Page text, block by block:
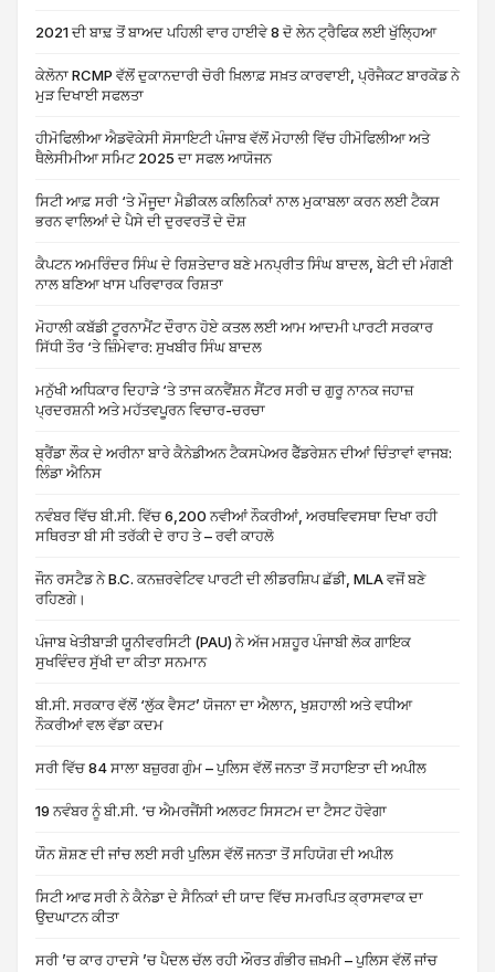
2021 ਦੀ ਬਾਢ਼ ਤੋਂ ਬਾਅਦ ਪਹਿਲੀ ਵਾਰ ਹਾਈਵੇ 8 ਦੋ ਲੇਨ ਟ੍ਰੈਫਿਕ ਲਈ ਖੁੱਲ੍ਹਿਆ
ਕੇਲੋਨਾ RCMP ਵੱਲੋਂ ਦੁਕਾਨਦਾਰੀ ਚੋਰੀ ਖ਼ਿਲਾਫ਼ ਸਖ਼ਤ ਕਾਰਵਾਈ, ਪ੍ਰੋਜੈਕਟ ਬਾਰਕੋਡ ਨੇ
ਮੁੜ ਦਿਖਾਈ ਸਫਲਤਾ
ਹੀਮੋਫਿਲੀਆ ਐਡਵੋਕੇਸੀ ਸੋਸਾਇਟੀ ਪੰਜਾਬ ਵੱਲੋਂ ਮੋਹਾਲੀ ਵਿੱਚ ਹੀਮੋਫਿਲੀਆ ਅਤੇ
ਥੈਲੇਸੀਮੀਆ ਸਮਿਟ 2025 ਦਾ ਸਫਲ ਆਯੋਜਨ
ਸਿਟੀ ਆਫ਼ ਸਰੀ ‘ਤੇ ਮੌਜੂਦਾ ਮੈਡੀਕਲ ਕਲਿਨਿਕਾਂ ਨਾਲ ਮੁਕਾਬਲਾ ਕਰਨ ਲਈ ਟੈਕਸ
ਭਰਨ ਵਾਲਿਆਂ ਦੇ ਪੈਸੇ ਦੀ ਦੁਰਵਰਤੋਂ ਦੇ ਦੋਸ਼
ਕੈਪਟਨ ਅਮਰਿੰਦਰ ਸਿੰਘ ਦੇ ਰਿਸ਼ਤੇਦਾਰ ਬਣੇ ਮਨਪ੍ਰੀਤ ਸਿੰਘ ਬਾਦਲ, ਬੇਟੀ ਦੀ ਮੰਗਣੀ
ਨਾਲ ਬਣਿਆ ਖਾਸ ਪਰਿਵਾਰਕ ਰਿਸ਼ਤਾ
ਮੋਹਾਲੀ ਕਬੱਡੀ ਟੂਰਨਾਮੈਂਟ ਦੌਰਾਨ ਹੋਏ ਕਤਲ ਲਈ ਆਮ ਆਦਮੀ ਪਾਰਟੀ ਸਰਕਾਰ
ਸਿੱਧੀ ਤੌਰ ‘ਤੇ ਜ਼ਿੰਮੇਵਾਰ: ਸੁਖਬੀਰ ਸਿੰਘ ਬਾਦਲ
ਮਨੁੱਖੀ ਅਧਿਕਾਰ ਦਿਹਾੜੇ ‘ਤੇ ਤਾਜ ਕਨਵੈਂਸ਼ਨ ਸੈਂਟਰ ਸਰੀ ਚ ਗੁਰੂ ਨਾਨਕ ਜਹਾਜ਼
ਪ੍ਰਦਰਸ਼ਨੀ ਅਤੇ ਮਹੱਤਵਪੂਰਨ ਵਿਚਾਰ-ਚਰਚਾ
ਬ੍ਰੈਂਡਾ ਲੌਕ ਦੇ ਅਰੀਨਾ ਬਾਰੇ ਕੈਨੇਡੀਅਨ ਟੈਕਸਪੇਅਰ ਫੈੱਡਰੇਸ਼ਨ ਦੀਆਂ ਚਿੰਤਾਵਾਂ ਵਾਜਬ:
ਲਿੰਡਾ ਐਨਿਸ
ਨਵੰਬਰ ਵਿੱਚ ਬੀ.ਸੀ. ਵਿੱਚ 6,200 ਨਵੀਆਂ ਨੌਕਰੀਆਂ, ਅਰਥਵਿਵਸਥਾ ਦਿਖਾ ਰਹੀ
ਸਥਿਰਤਾ ਬੀ ਸੀ ਤਰੱਕੀ ਦੇ ਰਾਹ ਤੇ – ਰਵੀ ਕਾਹਲੋ
ਜੌਨ ਰਸਟੈਡ ਨੇ B.C. ਕਨਜ਼ਰਵੇਟਿਵ ਪਾਰਟੀ ਦੀ ਲੀਡਰਸ਼ਿਪ ਛੱਡੀ, MLA ਵਜੋਂ ਬਣੇ
ਰਹਿਣਗੇ।
ਪੰਜਾਬ ਖੇਤੀਬਾੜੀ ਯੂਨੀਵਰਸਿਟੀ (PAU) ਨੇ ਅੱਜ ਮਸ਼ਹੂਰ ਪੰਜਾਬੀ ਲੋਕ ਗਾਇਕ
ਸੁਖਵਿੰਦਰ ਸੁੱਖੀ ਦਾ ਕੀਤਾ ਸਨਮਾਨ
ਬੀ.ਸੀ. ਸਰਕਾਰ ਵੱਲੋਂ ‘ਲੁੱਕ ਵੈਸਟ’ ਯੋਜਨਾ ਦਾ ਐਲਾਨ, ਖੁਸ਼ਹਾਲੀ ਅਤੇ ਵਧੀਆ
ਨੌਕਰੀਆਂ ਵਲ ਵੱਡਾ ਕਦਮ
ਸਰੀ ਵਿੱਚ 84 ਸਾਲਾ ਬਜ਼ੁਰਗ ਗੁੰਮ – ਪੁਲਿਸ ਵੱਲੋਂ ਜਨਤਾ ਤੋਂ ਸਹਾਇਤਾ ਦੀ ਅਪੀਲ
19 ਨਵੰਬਰ ਨੂੰ ਬੀ.ਸੀ. ‘ਚ ਐਮਰਜੈਂਸੀ ਅਲਰਟ ਸਿਸਟਮ ਦਾ ਟੈਸਟ ਹੋਵੇਗਾ
ਯੌਨ ਸ਼ੋਸ਼ਣ ਦੀ ਜਾਂਚ ਲਈ ਸਰੀ ਪੁਲਿਸ ਵੱਲੋਂ ਜਨਤਾ ਤੋਂ ਸਹਿਯੋਗ ਦੀ ਅਪੀਲ
ਸਿਟੀ ਆਫ ਸਰੀ ਨੇ ਕੈਨੇਡਾ ਦੇ ਸੈਨਿਕਾਂ ਦੀ ਯਾਦ ਵਿੱਚ ਸਮਰਪਿਤ ਕ੍ਰਾਸਵਾਕ ਦਾ
ਉਦਘਾਟਨ ਕੀਤਾ
ਸਰੀ ’ਚ ਕਾਰ ਹਾਦਸੇ ’ਚ ਪੈਦਲ ਚੱਲ ਰਹੀ ਔਰਤ ਗੰਭੀਰ ਜ਼ਖ਼ਮੀ – ਪੁਲਿਸ ਵੱਲੋਂ ਜਾਂਚ